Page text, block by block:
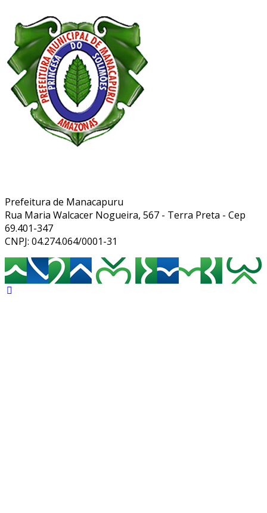
Prefeitura de Manacapuru
Rua Maria Walcacer Nogueira, 567 - Terra Preta - Cep
69.401-347
CNPJ: 04.274.064/0001-31